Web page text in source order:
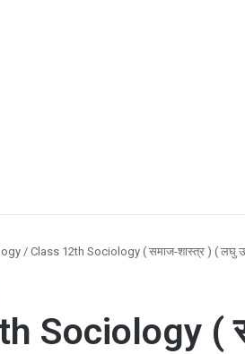
/ Class 12th Sociology ( समाज-शास्त्र ) ( लघु
Sociology (